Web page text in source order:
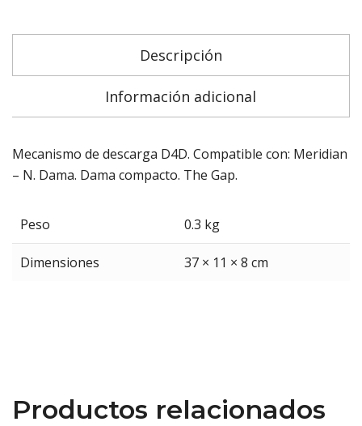
Descripción
Información adicional
Mecanismo de descarga D4D. Compatible con: Meridian
– N. Dama. Dama compacto. The Gap.
Peso 0.3 kg
Dimensiones 37 × 11 × 8 cm
Productos relacionados